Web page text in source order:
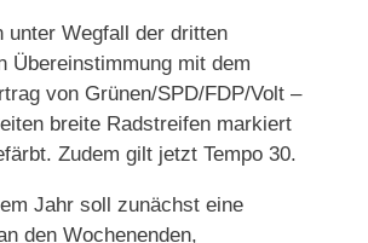
unter Wegfall der dritten
Übereinstimmung mit dem
von Grünen/SPD/FDP/Volt –
breite Radstreifen markiert
Zudem gilt jetzt Tempo 30.
Jahr soll zunächst eine
den Wochenenden,